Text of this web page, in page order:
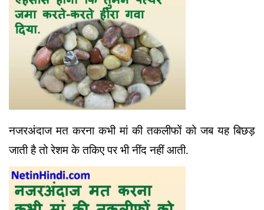
नजरअंदाज मत करना कभी मां की तकलीफों को जब यह बिछड़
जाती है तो रेशम के तकिए पर भी नींद नहीं आती.